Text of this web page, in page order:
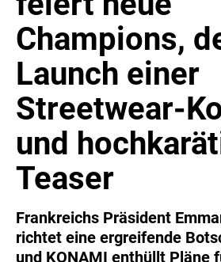
CARRERA
EORA
OPTIMUM NUTRITION
PROF. GEORGE BIRKMAYER NADH
PUSTEFIX
META COMMUNICATION
REVELL
SONOS DE
ZURU
MERGE GAMES
Champions,
Launch einer
Streetwear-
und
Teaser
Frankreichs Präsident
richtet eine ergreifende
und KONAMI enthüllt Pläne